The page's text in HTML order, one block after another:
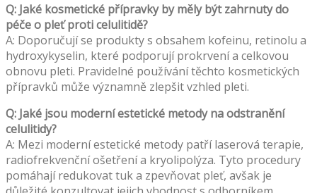
Q: Jaké kosmetické přípravky by měly být zahrnuty do
péče o pleť proti celulitidě?
A: Doporučují se produkty s obsahem kofeinu, retinolu a
hydroxykyselin, které podporují prokrvení a celkovou
obnovu pleti. Pravidelné používání těchto kosmetických
přípravků může významně zlepšit vzhled pleti.
Q: Jaké jsou moderní estetické metody na odstranění
celulitidy?
A: Mezi moderní estetické metody patří laserová terapie,
radiofrekvenční ošetření a kryolipolýza. Tyto procedury
pomáhají redukovat tuk a zpevňovat pleť, avšak je